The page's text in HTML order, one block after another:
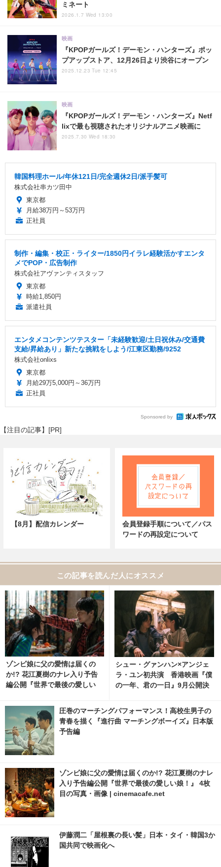
ミネート
2026.1.7 Wed 13:00
『KPOPガールズ！デーモン・ハンターズ』ポッ
プアップストア、12月26日より渋谷にオープン
映画
2025.12.23 Tue 12:45
『KPOPガールズ！デーモン・ハンターズ』Netf
lixで最も視聴されたオリジナルアニメ映画に
映画
2025.7.30 Wed 18:30
韓国料理ホール/年休121日/完全週休2日/派手髪可
株式会社串カツ田中
東京都
月給38万円～53万円
正社員
制作・編集・校正・ライター/1850円イラレ経験活かすエンタ
メでPOP・広告制作
株式会社アヴァンティスタッフ
東京都
時給1,850円
派遣社員
エンタメコンテンツテスター「未経験歓迎/土日祝休み/交通費
支給/昇給あり」新たな挑戦をしよう/江東区勤務/9252
株式会社onlixs
東京都
月給29万5,000円～36万円
正社員
Sponsored by
【注目の記事】[PR]
【8月】配信カレンダー
会員登録手順について／パス
ワードの再設定について
この記事を読んだ人にオススメ
ゾンビ娘に父の愛情は届くの
か!? 花江夏樹のナレ入り予告
編公開『世界で最後の愛しい
nemacafe.net
シュー・グァンハン×アンジェ
ラ・ユン初共演 香港映画『僕
の一年、君の一日』9月公開決
圧巻のマーチングパフォーマンス！高校生男子の
青春を描く『進行曲 マーチングボーイズ』日本版
予告編
ゾンビ娘に父の愛情は届くのか!? 花江夏樹のナレ
入り予告編公開『世界で最後の愛しい娘！』 4枚
目の写真・画像 | cinemacafe.net
伊藤潤二「屋根裏の長い髪」日本・タイ・韓国3か
国共同で映画化へ